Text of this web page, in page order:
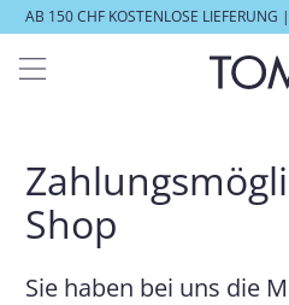
AB 150 CHF KOSTENLOSE LIEFERUNG
Shop
Sie haben bei uns die